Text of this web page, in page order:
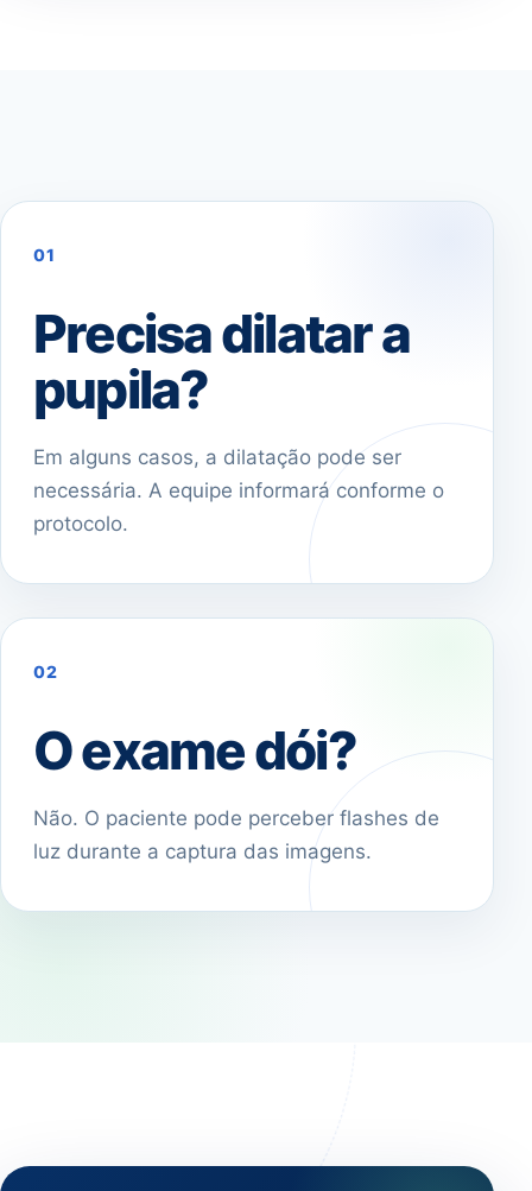
01
Precisa dilatar a
pupila?
Em alguns casos, a dilatação pode ser
necessária. A equipe informará conforme o
protocolo.
02
O exame dói?
Não. O paciente pode perceber flashes de
luz durante a captura das imagens.